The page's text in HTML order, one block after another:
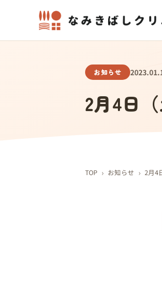
お知らせ
2月4日
TOP › お知らせ › 2月4